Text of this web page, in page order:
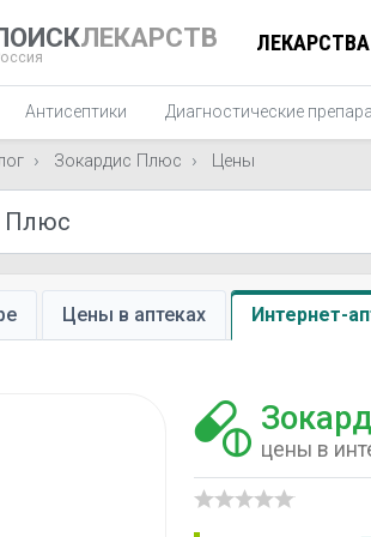
ЛЕКАРСТВ ЛЕКАРСТВА
Антисептики Диагностические
Зокардис Плюс Цены
Цены в аптеках Интернет-
цены в